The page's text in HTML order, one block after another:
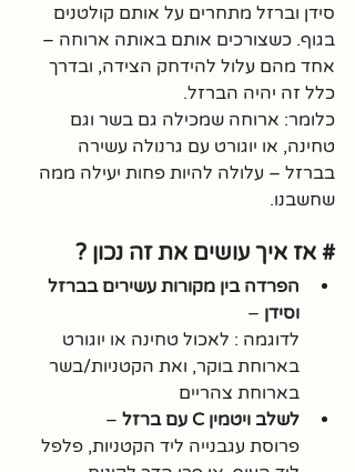
סידן וברזל מתחרים על אותם קולטנים
בגוף. כשצורכים אותם באותה ארוחה –
אחד מהם עלול להידחק הצידה, ובדרך
כלל זה יהיה הברזל.
כלומר: ארוחה שמכילה גם בשר וגם
טחינה, או יוגורט עם גרנולה עשירה
בברזל – עלולה להיות פחות יעילה ממה
שחשבנו.
# אז איך עושים את זה נכון ?
הפרדה בין מקורות עשירים בברזל
וסידן –
לדוגמה : לאכול טחינה או יוגורט
בארוחת בוקר, ואת הקטניות/בשר
בארוחת צהריים
לשלב ויטמין C עם ברזל
–
פרוסת עגבנייה ליד הקטניות, פלפל